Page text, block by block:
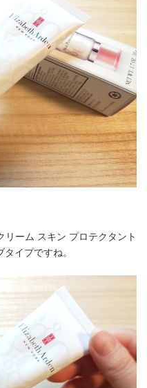
ーム スキン プロテクタント
イプですね。